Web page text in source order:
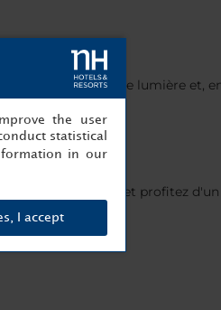
l'espace de lumière et,
Minor DISCOVERY et profitez
the user
statistical
in our
I accept